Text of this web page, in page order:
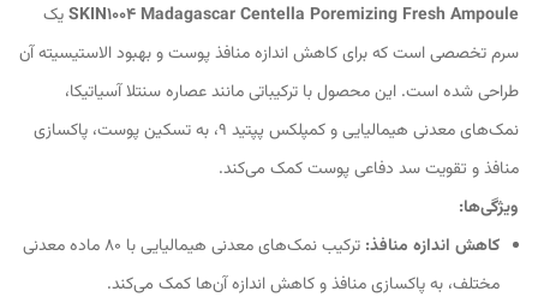
SKIN1004 Madagascar Centella Poremizing Fresh Ampouleیک
سرم تخصصی است که برای کاهش اندازه منافذ پوست و بهبود الاستیسیته آن
طراحی شده است. این محصول با ترکیباتی مانند عصاره سنتلا آسیاتیکا،
نمک‌های معدنی هیمالیایی و کمپلکس پپتید ۹، به تسکین پوست، پاکسازی
منافذ و تقویت سد دفاعی پوست کمک می‌کند.
ویژگی‌ها:
کاهش اندازه منافذ:
ترکیب نمک‌های معدنی هیمالیایی با ۸۰ ماده معدنی
مختلف، به پاکسازی منافذ و کاهش اندازه آن‌ها کمک می‌کند.